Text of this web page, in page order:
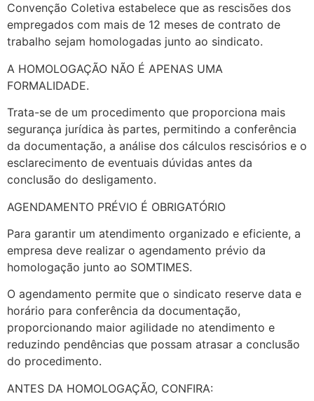
Convenção Coletiva estabelece que as rescisões dos
empregados com mais de 12 meses de contrato de
trabalho sejam homologadas junto ao sindicato.
A HOMOLOGAÇÃO NÃO É APENAS UMA
FORMALIDADE.
Trata-se de um procedimento que proporciona mais
segurança jurídica às partes, permitindo a conferência
da documentação, a análise dos cálculos rescisórios e o
esclarecimento de eventuais dúvidas antes da
conclusão do desligamento.
AGENDAMENTO PRÉVIO É OBRIGATÓRIO
Para garantir um atendimento organizado e eficiente, a
empresa deve realizar o agendamento prévio da
homologação junto ao SOMTIMES.
O agendamento permite que o sindicato reserve data e
horário para conferência da documentação,
proporcionando maior agilidade no atendimento e
reduzindo pendências que possam atrasar a conclusão
do procedimento.
ANTES DA HOMOLOGAÇÃO, CONFIRA: